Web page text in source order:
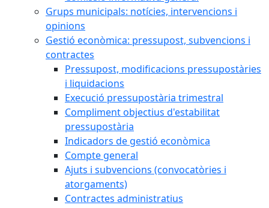
Grups municipals: notícies, intervencions i
opinions
Gestió econòmica: pressupost, subvencions i
contractes
Pressupost, modificacions pressupostàries
i liquidacions
Execució pressupostària trimestral
Compliment objectius d'estabilitat
pressupostària
Indicadors de gestió econòmica
Compte general
Ajuts i subvencions (convocatòries i
atorgaments)
Contractes administratius